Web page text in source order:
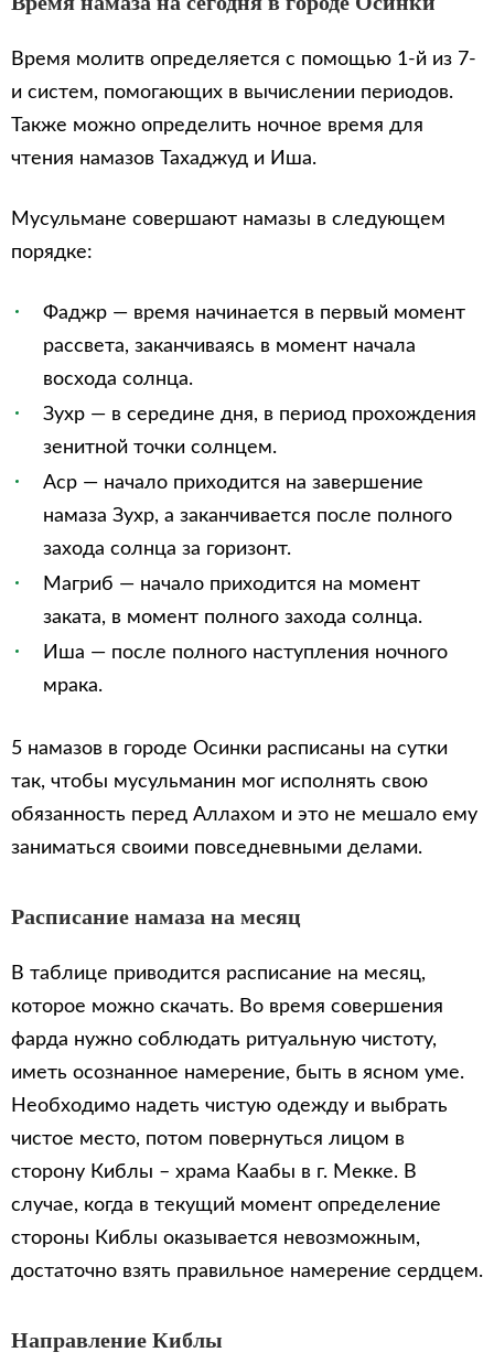
Время молитв определяется с помощью 1-й из 7-
и систем, помогающих в вычислении периодов.
Также можно определить ночное время для
чтения намазов Тахаджуд и Иша.
Мусульмане совершают намазы в следующем
порядке:
Фаджр — время начинается в первый момент
рассвета, заканчиваясь в момент начала
восхода солнца.
Зухр — в середине дня, в период прохождения
зенитной точки солнцем.
Аср — начало приходится на завершение
намаза Зухр, а заканчивается после полного
захода солнца за горизонт.
Магриб — начало приходится на момент
заката, в момент полного захода солнца.
Иша — после полного наступления ночного
мрака.
5 намазов в городе Осинки расписаны на сутки
так, чтобы мусульманин мог исполнять свою
обязанность перед Аллахом и это не мешало ему
заниматься своими повседневными делами.
Расписание намаза на месяц
В таблице приводится расписание на месяц,
которое можно скачать. Во время совершения
фарда нужно соблюдать ритуальную чистоту,
иметь осознанное намерение, быть в ясном уме.
Необходимо надеть чистую одежду и выбрать
чистое место, потом повернуться лицом в
сторону Киблы – храма Каабы в г. Мекке. В
случае, когда в текущий момент определение
стороны Киблы оказывается невозможным,
достаточно взять правильное намерение сердцем.
Направление Киблы